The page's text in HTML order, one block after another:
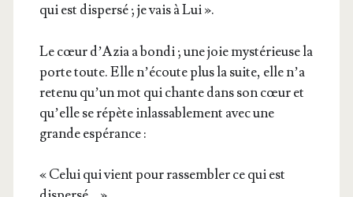
qui est dis­per­sé ; je vais à Lui ».
Le cœur d’A­zia a bon­di ; une joie mys­té­rieuse la
porte toute. Elle n’é­coute plus la suite, elle n’a
rete­nu qu’un mot qui chante dans son cœur et
qu’elle se répète inlas­sa­ble­ment avec une
grande espérance :
« Celui qui vient pour ras­sem­bler ce qui est